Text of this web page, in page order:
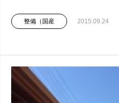
整備（国産 2015.09.24